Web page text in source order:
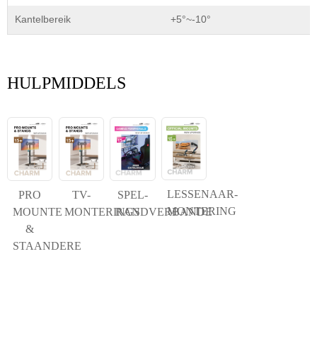
Kantelbereik +5°~-10°
HULPMIDDELS
PRO
MOUNTE
&
STAANDERE
TV-
MONTERINGS
SPEL-
RANDVERBANDE
LESSENAAR-
MONTERING